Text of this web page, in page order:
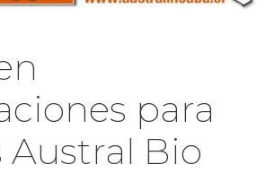
para
Austral Bio